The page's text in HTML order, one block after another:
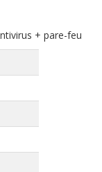
+ pare-feu